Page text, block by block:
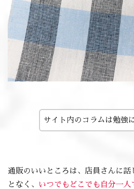
サイト内のコラムは勉強
通販のいいところは、店員さんに話
となく、 いつでもどこでも自分一人